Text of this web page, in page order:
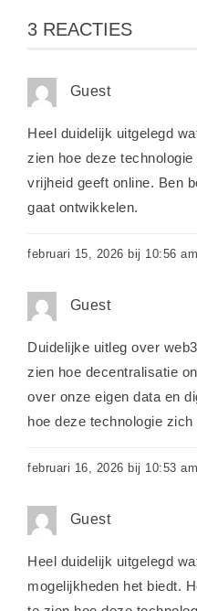
3 REACTIES
Guest
Heel duidelijk uitgelegd
zien hoe deze
vrijheid geeft online. Ben
gaat ontwikkelen.
februari 15, 2026 bij 10:56 am
Guest
Duidelijke uitleg over
zien hoe decentralisatie
over onze eigen data en
hoe deze technologie
februari 16, 2026 bij 10:53 am
Guest
Heel duidelijk uitgelegd
mogelijkheden het biedt.